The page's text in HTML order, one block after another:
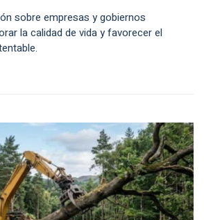
sobre empresas y gobiernos
la calidad de vida y favorecer el